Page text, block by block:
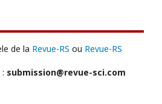
de la Revue-RS ou Revue-RS
submission@revue-sci.com